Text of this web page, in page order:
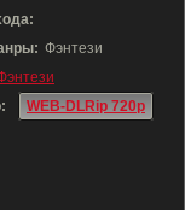
Фэнтези
WEB-DLRip 720p